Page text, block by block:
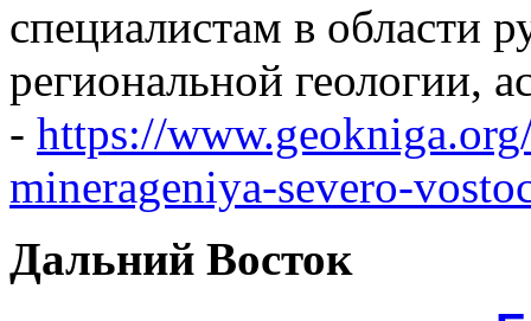
специалистам в области
региональной геологии,
- https://
minerageniya-severo-
Дальний Восток